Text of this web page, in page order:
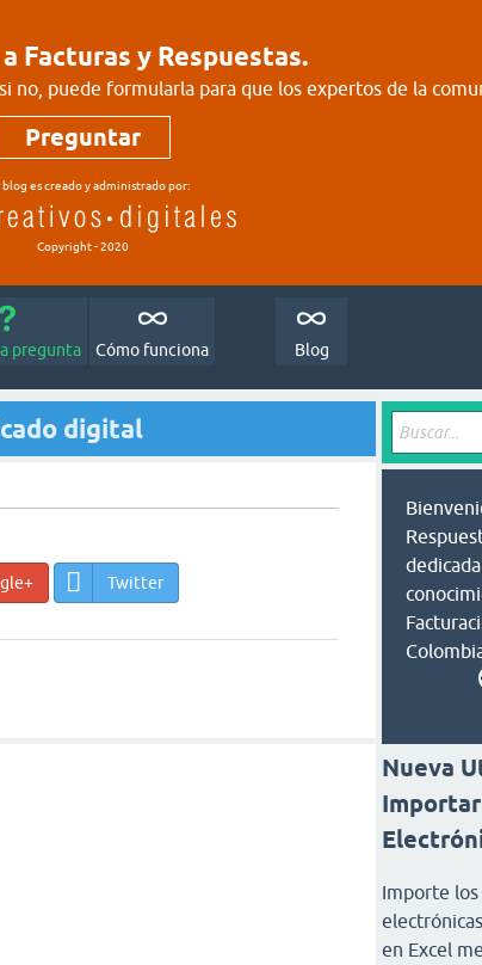
Facturas y Respuestas.
no, puede formularla para que los expertos de la
Preguntar
blog es creado y administrado por:
Copyright - 2020
pregunta Cómo funciona Blog
digital
Twitter
Nueva
Importe los
en Excel